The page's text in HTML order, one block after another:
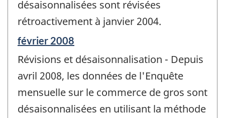
désaisonnalisées sont révisées
rétroactivement à janvier 2004.
Période
référence
de
changement
-
février 2008
Révisions et désaisonnalisation - Depuis
avril 2008, les données de l'Enquête
mensuelle sur le commerce de gros sont
désaisonnalisées en utilisant la méthode